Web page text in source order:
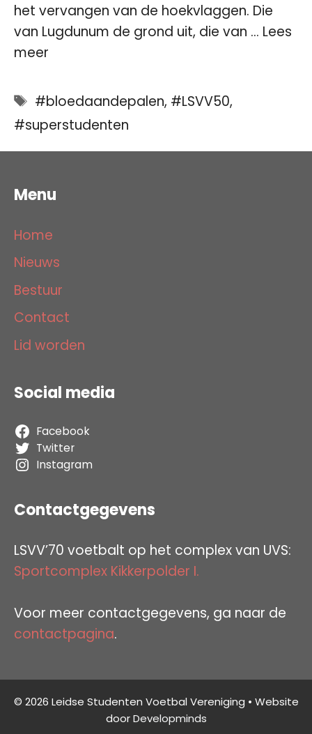
het vervangen van de hoekvlaggen. Die
van Lugdunum de grond uit, die van … Lees
meer
Tags
#bloedaandepalen, #LSVV50,
#superstudenten
Menu
Home
Nieuws
Bestuur
Contact
Lid worden
Social media
Facebook
Twitter
Instagram
Contactgegevens
LSVV’70 voetbalt op het complex van UVS:
Sportcomplex Kikkerpolder I.
Voor meer contactgegevens, ga naar de
contactpagina.
© 2026 Leidse Studenten Voetbal Vereniging • Website
doorDevelopminds